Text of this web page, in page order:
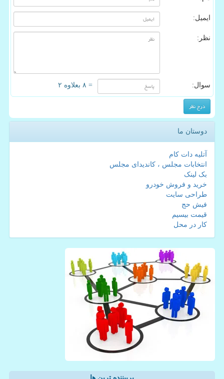
ایمیل:
نظر:
سوال: = ۸ بعلاوه ۲
دوستان ما
آتلیه دات کام
انتخابات مجلس ، کاندیدای مجلس
بک لینک
خرید و فروش خودرو
طراحی سایت
فیش حج
قیمت بیسیم
کار در محل